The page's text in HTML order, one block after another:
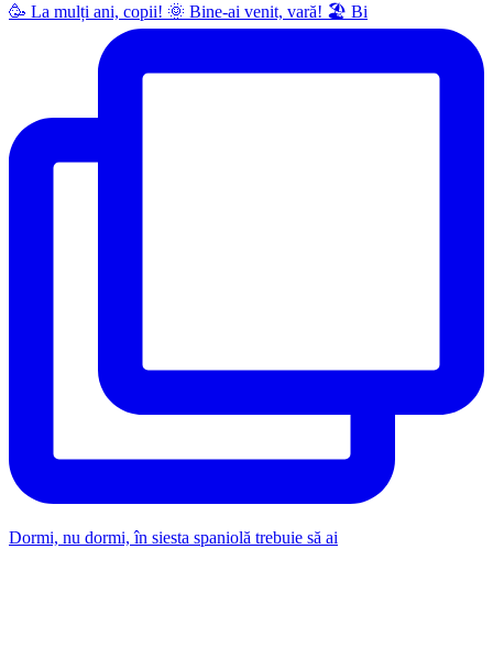
🥳 La mulți ani, copii! 🌞 Bine-ai venit, vară! 🏖 Bi
Dormi, nu dormi, în siesta spaniolă trebuie să ai